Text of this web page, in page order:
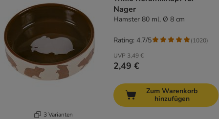
3 Varianten
Nager
Hamster 80 ml, Ø 8 cm
UVP 3,49 €
2,49 €
Rating: 4.7/5 (1020)
Zum Warenkorb
hinzufügen